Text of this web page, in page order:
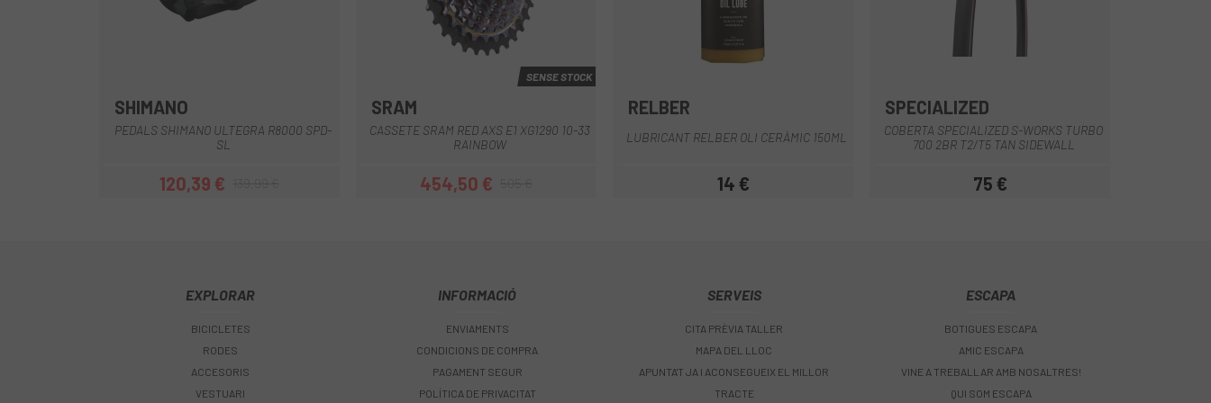
SHIMANO
PEDALS SHIMANO ULTEGRA R8000 SPD-
SL
Preu
120,39 €Preu regular
SENSE STOCK
SRAM
CASSETE SRAM RED AXS E1 XG1290 10-33
RAINBOW
Preu
454,50 €Preu regular
RELBER
LUBRICANT RELBER OLI CERÀMIC 150ML
Preu
14 €
Marró
SPECIALIZED
COBERTA SPECIALIZED S-WORKS TURBO
700 2BR T2/T5 TAN SIDEWALL
Preu
75 €
EXPLORAR
BICICLETES
RODES
ACCESORIS
VESTUARI
INFORMACIÓ
ENVIAMENTS
CONDICIONS DE COMPRA
PAGAMENT SEGUR
POLÍTICA DE PRIVACITAT
SERVEIS
CITA PRÈVIA TALLER
MAPA DEL LLOC
APUNTA'T JA I ACONSEGUEIX EL MILLOR
TRACTE
ESCAPA
BOTIGUES ESCAPA
AMIC ESCAPA
VINE A TREBALLAR AMB NOSALTRES!
QUI SOM ESCAPA